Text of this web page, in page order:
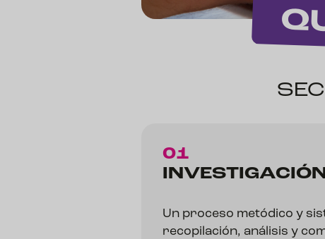
01
Un proceso metódico y
recopilación, análisis y